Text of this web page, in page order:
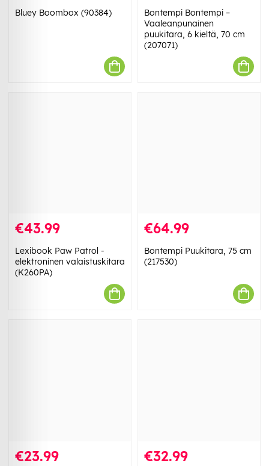
Bluey Boombox (90384)
Bontempi Bontempi –
Vaaleanpunainen
puukitara, 6 kieltä, 70 cm
(207071)
€43.99
Lexibook Paw Patrol -
elektroninen valaistuskitara
(K260PA)
€64.99
Bontempi Puukitara, 75 cm
(217530)
€23.99 €32.99